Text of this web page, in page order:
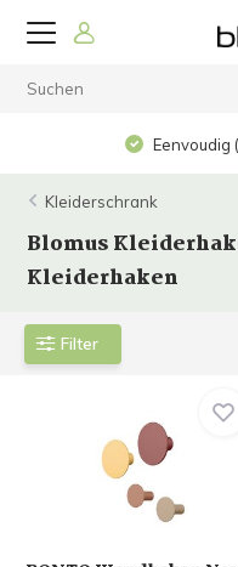
Eenvoudig
Kleiderschrank
Blomus
Kleiderhaken
Filter